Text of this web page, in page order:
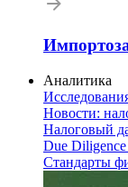
Аналитика
Новости:
Налоговый
Due
Стандарты